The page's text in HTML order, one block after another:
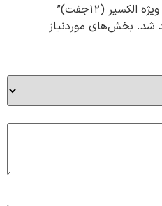
(۱۲جفت)”
شد. بخش‌های موردنیاز